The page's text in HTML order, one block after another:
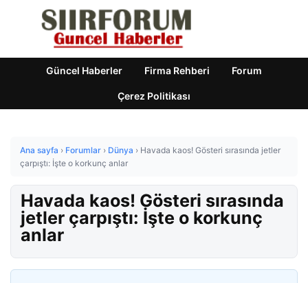
Güncel Haberler Firma Rehberi Forum
Çerez Politikası
Ana sayfa › Forumlar › Dünya › Havada kaos! Gösteri sırasında jetler
çarpıştı: İşte o korkunç anlar
Havada kaos! Gösteri sırasında
jetler çarpıştı: İşte o korkunç
anlar